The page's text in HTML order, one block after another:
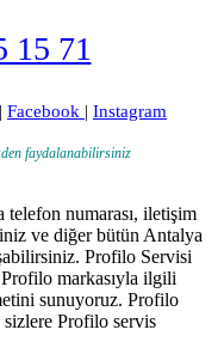
15 71
| Facebook | Instagram
faydalanabilirsiniz
numarası, iletişim
ve diğer bütün Antalya
Profilo Servisi
markasıyla ilgili
sunuyoruz. Profilo
Profilo servis